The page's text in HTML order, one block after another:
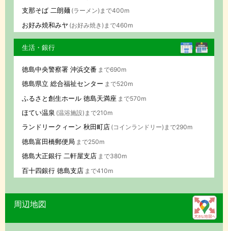
支那そば 二朗麺 (ラーメン)まで400m
お好み焼和みヤ (お好み焼き)まで460m
生活・銀行
徳島中央警察署 沖浜交番 まで690m
徳島県立 総合福祉センター まで520m
ふるさと創生ホール 徳島天満座 まで570m
ほてい温泉 (温浴施設)まで210m
ランドリークィーン 秋田町店 (コインランドリー)まで290m
徳島富田橋郵便局 まで250m
徳島大正銀行 二軒屋支店 まで380m
百十四銀行 徳島支店 まで410m
周辺地図